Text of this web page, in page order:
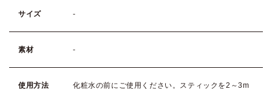
サイズ -
素材 -
使用方法
化粧水の前にご使用ください。スティックを2～3m